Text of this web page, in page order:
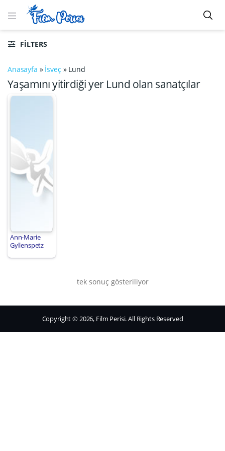
FILTERS
Anasayfa » İsveç » Lund
Yaşamını yitirdiği yer Lund olan sanatçılar
Ann-Marie
Gyllenspetz
tek sonuç gösteriliyor
Copyright © 2026, Film Perisi. All Rights Reserved